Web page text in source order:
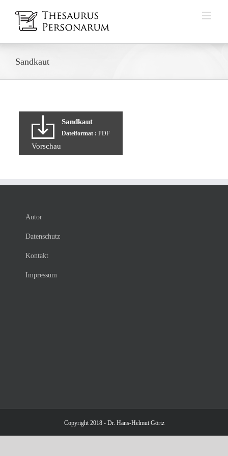
Inhalt
springen
Sandkaut
Sandkaut
Dateiformat : PDF
Vorschau
Autor
Datenschutz
Kontakt
Impressum
Copyright 2018 - Dr. Hans-Helmut Görtz